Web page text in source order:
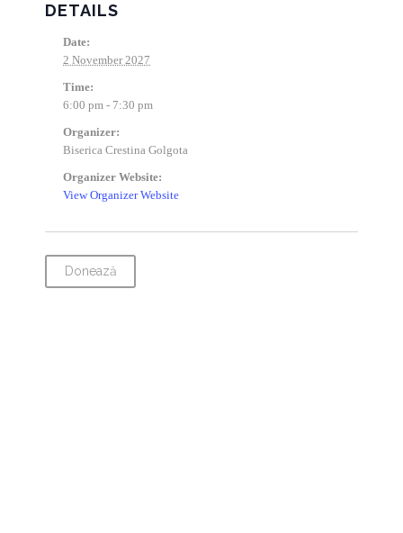
DETAILS
Date:
2 November 2027
Time:
6:00 pm - 7:30 pm
Organizer:
Biserica Crestina Golgota
Organizer Website:
View Organizer Website
Donează